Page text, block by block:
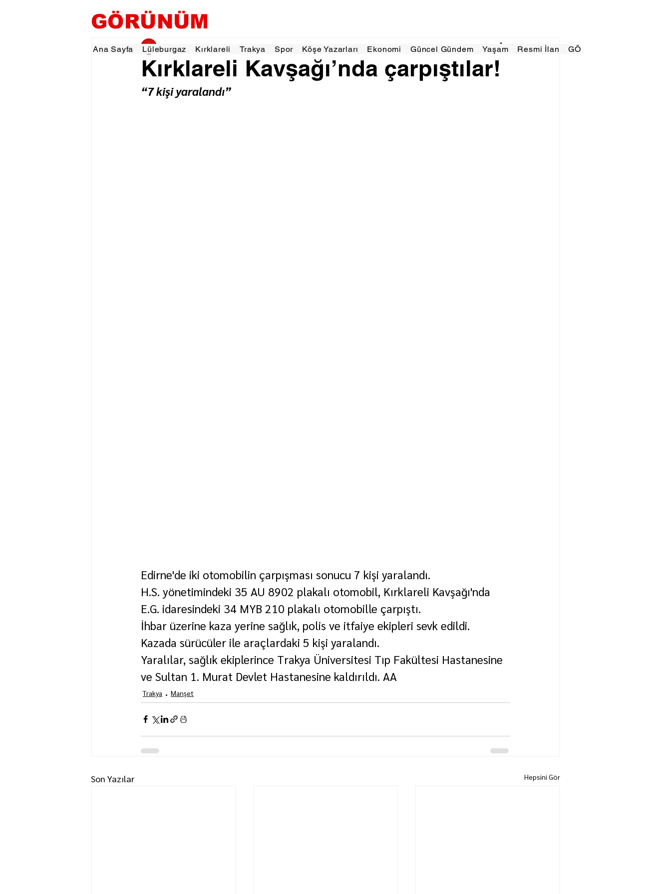
GÖRÜNÜM
Ana Sayfa Lüleburgaz Kırklareli Trakya Spor Köşe Yazarları Ekonomi Güncel Gündem Yaşam Resmi İlan GÖRÜNÜMTV
Kırklareli Kavşağı’nda çarpıştılar!
gorunumhaber 23 Ara 2025 1 dakikada okunur
“7 kişi yaralandı”
Edirne'de iki otomobilin çarpışması sonucu 7 kişi yaralandı.
H.S. yönetimindeki 35 AU 8902 plakalı otomobil, Kırklareli Kavşağı'nda
E.G. idaresindeki 34 MYB 210 plakalı otomobille çarpıştı.
İhbar üzerine kaza yerine sağlık, polis ve itfaiye ekipleri sevk edildi.
Kazada sürücüler ile araçlardaki 5 kişi yaralandı.
Yaralılar, sağlık ekiplerince Trakya Üniversitesi Tıp Fakültesi Hastanesine
ve Sultan 1. Murat Devlet Hastanesine kaldırıldı. AA
Trakya Manşet
Son Yazılar Hepsini Gör